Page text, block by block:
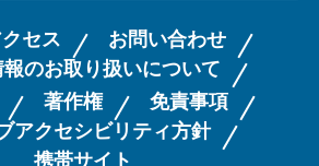
セス
お問い合わせ
のお取り扱いについて
著作権
免責事項
アクセシビリティ方針
携帯サイト